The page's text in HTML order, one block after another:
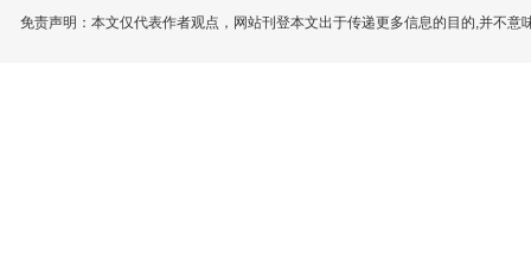
免责声明：本文仅代表作者观点，网站刊登本文出于传递更多信息的目的,并不